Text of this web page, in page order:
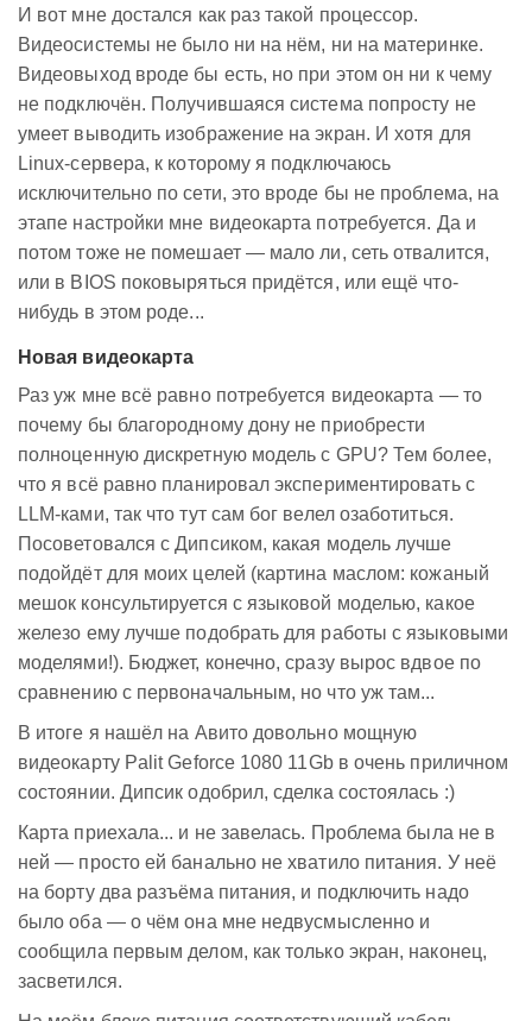
И вот мне достался как раз такой процессор.
Видеосистемы не было ни на нём, ни на материнке.
Видеовыход вроде бы есть, но при этом он ни к чему
не подключён. Получившаяся система попросту не
умеет выводить изображение на экран. И хотя для
Linux-сервера, к которому я подключаюсь
исключительно по сети, это вроде бы не проблема, на
этапе настройки мне видеокарта потребуется. Да и
потом тоже не помешает — мало ли, сеть отвалится,
или в BIOS поковыряться придётся, или ещё что-
нибудь в этом роде...
Новая видеокарта
Раз уж мне всё равно потребуется видеокарта — то
почему бы благородному дону не приобрести
полноценную дискретную модель с GPU? Тем более,
что я всё равно планировал экспериментировать с
LLM-ками, так что тут сам бог велел озаботиться.
Посоветовался с Дипсиком, какая модель лучше
подойдёт для моих целей (картина маслом: кожаный
мешок консультируется с языковой моделью, какое
железо ему лучше подобрать для работы с языковыми
моделями!). Бюджет, конечно, сразу вырос вдвое по
сравнению с первоначальным, но что уж там...
В итоге я нашёл на Авито довольно мощную
видеокарту Palit Geforce 1080 11Gb в очень приличном
состоянии. Дипсик одобрил, сделка состоялась :)
Карта приехала... и не завелась. Проблема была не в
ней — просто ей банально не хватило питания. У неё
на борту два разъёма питания, и подключить надо
было оба — о чём она мне недвусмысленно и
сообщила первым делом, как только экран, наконец,
засветился.